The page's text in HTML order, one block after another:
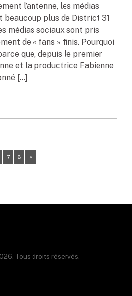
l’antenne, les médias
plus de District 31
médias sociaux sont pris
de « fans » finis. Pourquoi
que, depuis le premier
et la productrice Fabienne
[…]
7 8 »
Tous droits réservés.